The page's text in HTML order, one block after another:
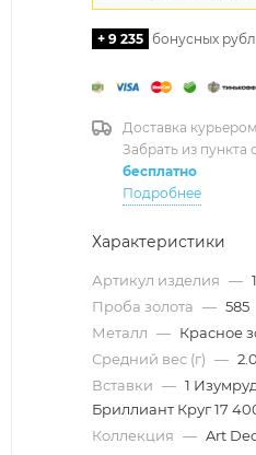
+ 9 235 бонусных
Доставка курьером
Забрать из пункта
бесплатно
Подробнее
Характеристики
Артикул изделия —
Проба золота — 585
Металл — Красное
Средний вес (г) —
Вставки — 1
Бриллиант Круг 17
Коллекция — Art